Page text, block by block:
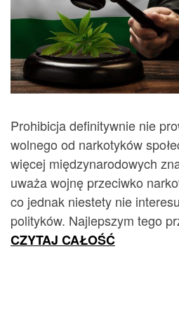
Prohibicja definitywnie nie
wolnego od narkotyków
więcej międzynarodowych
uważa wojnę przeciwko
co jednak niestety nie
polityków. Najlepszym tego
CZYTAJ CAŁOŚĆ